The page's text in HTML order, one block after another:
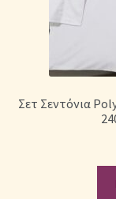
Σετ Σεντόνια